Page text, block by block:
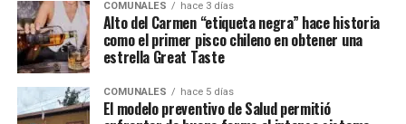
COMUNALES hace 3 días
Alto del Carmen “etiqueta negra” hace historia
como el primer pisco chileno en obtener una
estrella Great Taste
COMUNALES hace 5 días
El modelo preventivo de Salud permitió